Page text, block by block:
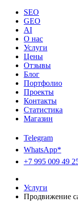
SEO
GEO
AI
О нас
Услуги
Цены
Отзывы
Блог
Портфолио
Проекты
Контакты
Статистика
Магазин
Telegram
WhatsApp*
+7 995 009 49
Услуги
Продвижение